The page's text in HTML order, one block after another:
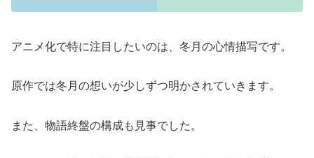
アニメ化で特に注目したいのは、冬月の心情描写です。
原作では冬月の想いが少しずつ明かされていきます。
また、物語終盤の構成も見事でした。